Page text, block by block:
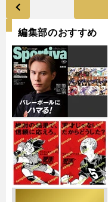
編集部のおすすめ